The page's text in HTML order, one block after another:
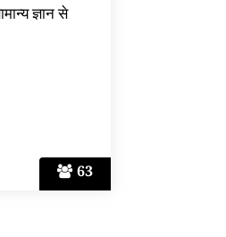
63
ज्ञान से